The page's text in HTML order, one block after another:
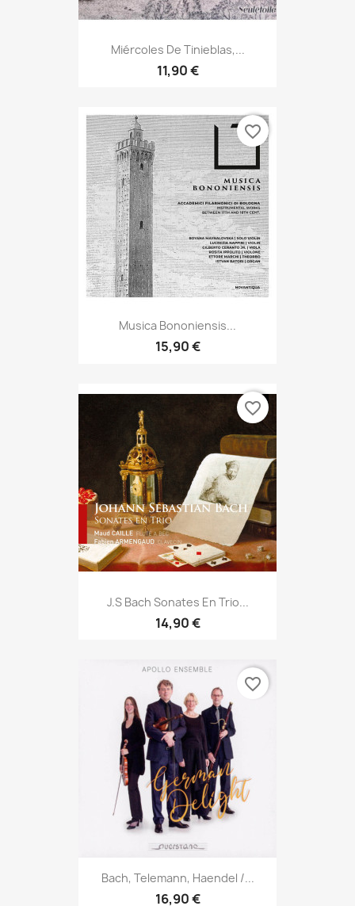
Miércoles De Tinieblas,...
11,90 €
Musica Bononiensis...
15,90 €
favorite_border
J.S Bach Sonates En Trio...
14,90 €
favorite_border
Bach, Telemann, Haendel /...
16,90 €
favorite_border